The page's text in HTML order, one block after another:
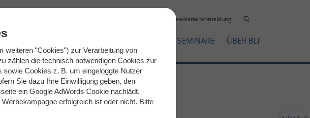
Newsletteranmeldung
SEMINARE ÜBER BLF
weiteren "Cookies") zur Verarbeitung von
zählen die technisch notwendigen Cookies zur
Cookies z. B. um eingeloggte Nutzer
Sie dazu Ihre Einwilligung geben, den
ein Google AdWords Cookie nachlädt,
erfolgreich ist oder nicht. Bitte